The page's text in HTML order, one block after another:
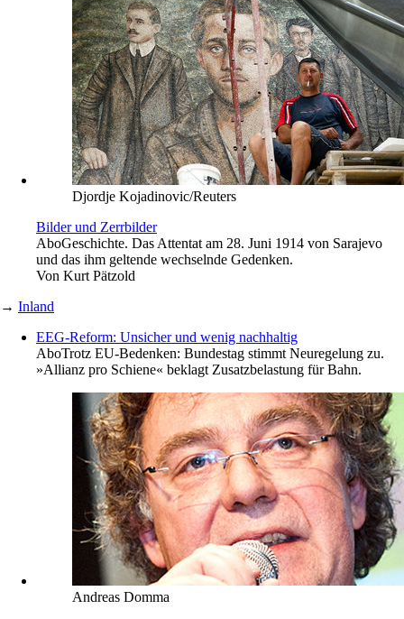
Djordje Kojadinovic/Reuters
Bilder und Zerrbilder
AboGeschichte. Das Attentat am 28. Juni 1914 von Sarajevo
und das ihm geltende wechselnde Gedenken.
Von Kurt Pätzold
→ Inland
EEG-Reform: Unsicher und wenig nachhaltig
AboTrotz EU-Bedenken: Bundestag stimmt Neuregelung zu.
»Allianz pro Schiene« beklagt Zusatzbelastung für Bahn.
Andreas Domma